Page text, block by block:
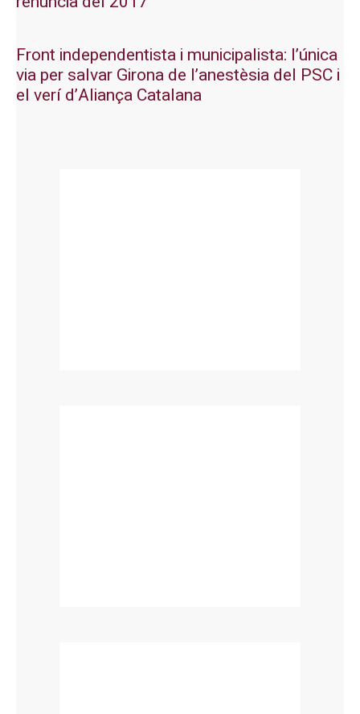
Front independentista i municipalista: l’única
via per salvar Girona de l’anestèsia del PSC i
el verí d’Aliança Catalana